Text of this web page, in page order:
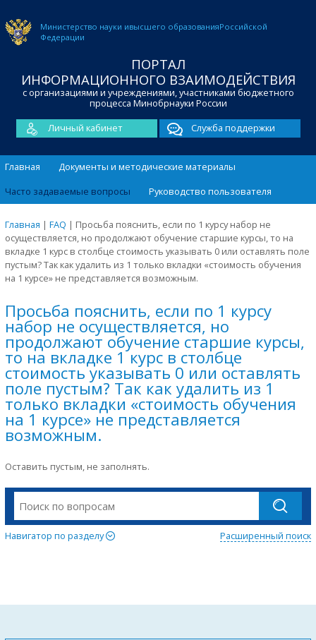
Министерство науки ивысшего образованияРоссийской
Федерации
ПОРТАЛ
ИНФОРМАЦИОННОГО ВЗАИМОДЕЙСТВИЯ
с организациями и учреждениями, участниками бюджетного
процесса Минобрнауки России
Личный кабинет
Служба поддержки
Главная
Документы и методические материалы
Часто задаваемые вопросы
Руководство пользователя
Главная | FAQ | Просьба пояснить, если по 1 курсу набор не
осуществляется, но продолжают обучение старшие курсы, то на
вкладке 1 курс в столбце стоимость указывать 0 или оставлять поле
пустым? Так как удалить из 1 только вкладки «стоимость обучения
на 1 курсе» не представляется возможным.
Просьба пояснить, если по 1 курсу
набор не осуществляется, но
продолжают обучение старшие курсы,
то на вкладке 1 курс в столбце
стоимость указывать 0 или оставлять
поле пустым? Так как удалить из 1
только вкладки «стоимость обучения
на 1 курсе» не представляется
возможным.
Оставить пустым, не заполнять.
Навигатор по разделу Расширенный поиск